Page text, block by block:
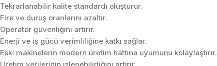
Tekrarlanabilir kalite standardı oluşturur.
Fire ve duruş oranlarını azaltır.
Operatör güvenliğini artırır.
Enerji ve iş gücü verimliliğine katkı sağlar.
Eski makinelerin modern üretim hattına uyumunu kolaylaştırır.